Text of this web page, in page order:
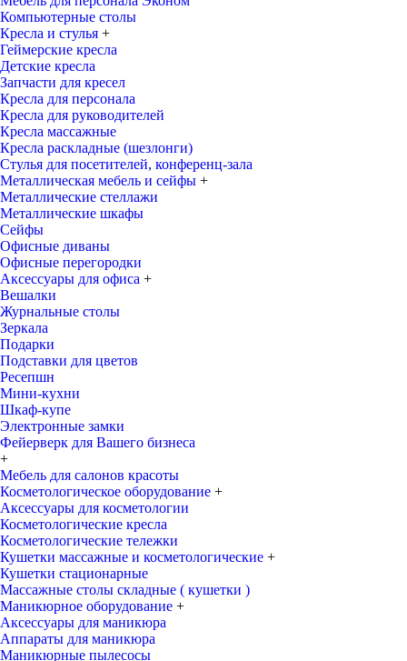
Компьютерные столы
Кресла и стулья +
Геймерские кресла
Детские кресла
Запчасти для кресел
Кресла для персонала
Кресла для руководителей
Кресла массажные
Кресла раскладные (шезлонги)
Стулья для посетителей, конференц-зала
Металлическая мебель и сейфы +
Металлические стеллажи
Металлические шкафы
Сейфы
Офисные диваны
Офисные перегородки
Аксессуары для офиса +
Вешалки
Журнальные столы
Зеркала
Подарки
Подставки для цветов
Ресепшн
Мини-кухни
Шкаф-купе
Электронные замки
Фейерверк для Вашего бизнеса
+
Мебель для салонов красоты
Косметологическое оборудование +
Аксессуары для косметологии
Косметологические кресла
Косметологические тележки
Кушетки массажные и косметологические +
Кушетки стационарные
Массажные столы складные ( кушетки )
Маникюрное оборудование +
Аксессуары для маникюра
Аппараты для маникюра
Маникюрные пылесосы